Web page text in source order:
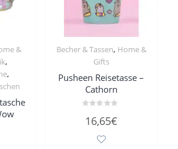
&
,
,
Becher & Tassen, Home &
Gifts
Pusheen Reisetasse –
Cathorn
mit
16,65€